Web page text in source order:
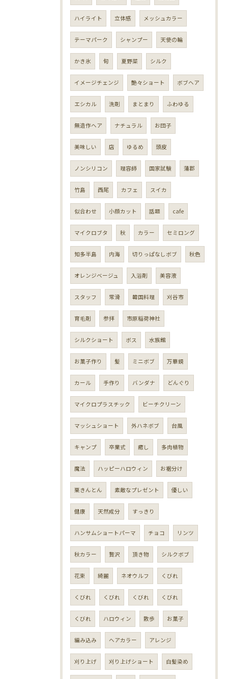
ハイライト 立体感 メッシュカラー
テーマパーク シャンプー 天使の輪
かき氷 旬 夏野菜 シルク
イメージチェンジ 艶々ショート ボブヘア
エシカル 洗剤 まとまり ふわゆる
無造作ヘア ナチュラル お団子
美味しい 店 ゆるめ 頭皮
ノンシリコン 理容師 国家試験 蒲郡
竹島 西尾 カフェ スイカ
似合わせ 小顔カット 話題 cafe
マイクロブタ 秋 カラー セミロング
知多半島 内海 切りっぱなしボブ 秋色
オレンジベージュ 入浴剤 美容液
スタッフ 常滑 韓国料理 刈谷市
育毛剤 参拝 市原稲荷神社
シルクショート ボス 水族館
お菓子作り 髪 ミニボブ 万華鏡
カール 手作り バンダナ どんぐり
マイクロプラスチック ビーチクリーン
マッシュショート 外ハネボブ 台風
キャンプ 卒業式 癒し 多肉植物
魔法 ハッピーハロウィン お裾分け
栗きんとん 素敵なプレゼント 優しい
健康 天然成分 すっきり
ハンサムショートパーマ チョコ リンツ
秋カラー 贅沢 頂き物 シルクボブ
花束 綺麗 ネオウルフ くびれ
くびれ くびれ くびれ くびれ
くびれ ハロウィン 散歩 お菓子
編み込み ヘアカラー アレンジ
刈り上げ 刈り上げショート 白髪染め